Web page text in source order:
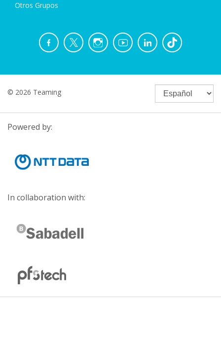
Otros Grupos
© 2026 Teaming
Powered by:
In collaboration with: